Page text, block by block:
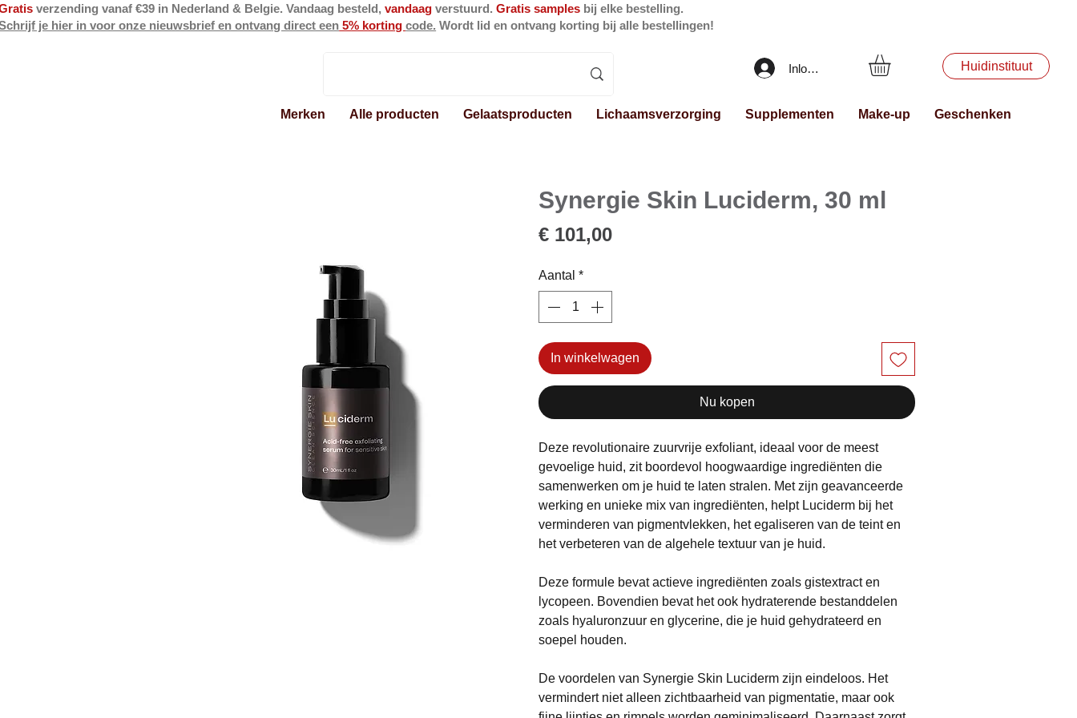
verzending vanaf €39 in Nederland & Belgie. Vandaag besteld,vandaag verstuurd.Gratis samples bij elke bestelling.
je hier in voor onze nieuwsbrief en ontvang direct een 5% kortingcode. Wordt lid en ontvang korting bij alle bestellingen!
Huidinstituut
Inloggen
Merken Alle producten Gelaatsproducten Lichaamsverzorging Supplementen Make-up Geschenken
Synergie Skin Luciderm, 30 ml
€ 101,00Prijs
Aantal *
In winkelwagen
Nu kopen
Deze revolutionaire zuurvrije exfoliant, ideaal voor de meest
gevoelige huid, zit boordevol hoogwaardige ingrediënten die
samenwerken om je huid te laten stralen. Met zijn geavanceerde
werking en unieke mix van ingrediënten, helpt Luciderm bij het
verminderen van pigmentvlekken, het egaliseren van de teint en
het verbeteren van de algehele textuur van je huid.
Deze formule bevat actieve ingrediënten zoals gistextract en
lycopeen. Bovendien bevat het ook hydraterende bestanddelen
zoals hyaluronzuur en glycerine, die je huid gehydrateerd en
soepel houden.
De voordelen van Synergie Skin Luciderm zijn eindeloos. Het
vermindert niet alleen zichtbaarheid van pigmentatie, maar ook